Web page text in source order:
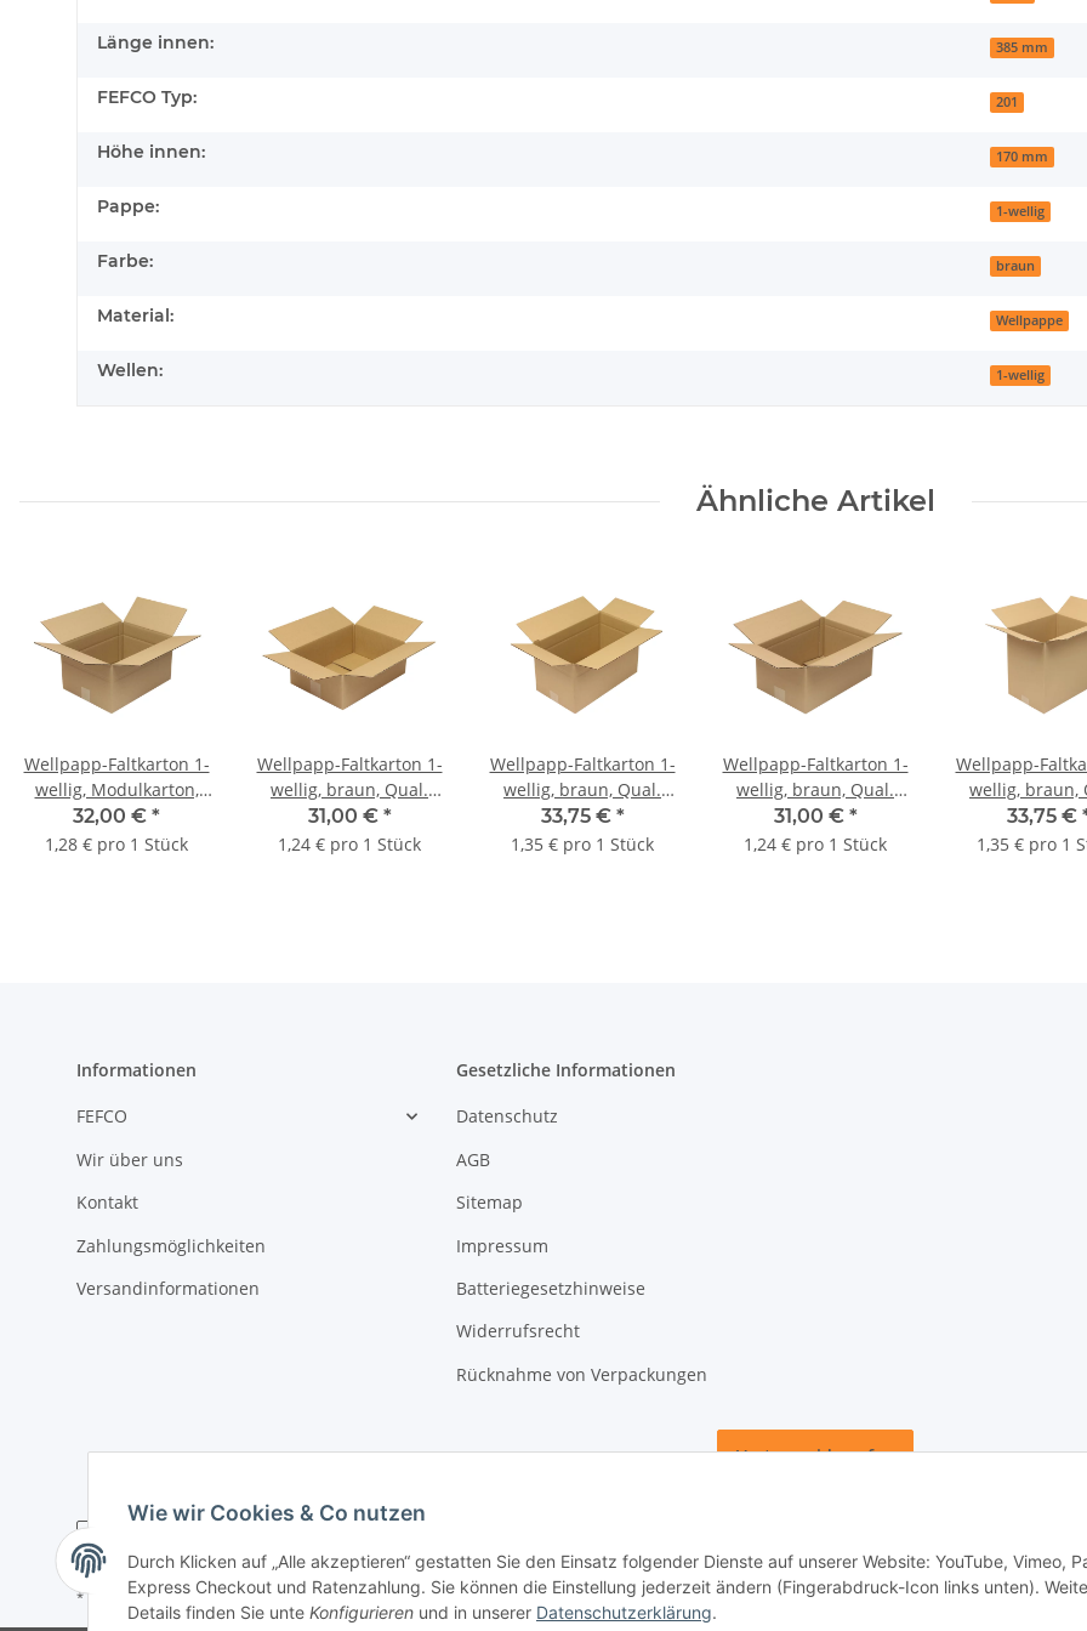
Länge innen: 385 mm
FEFCO Typ: 201
Höhe innen: 170 mm
Pappe: 1-wellig
Farbe: braun
Material: Wellpappe
Wellen: 1-wellig
Ähnliche Artikel
Wellpapp-Faltkarton 1-
wellig, Modulkarton,
braun, Qual. 1.20 | 390
x 290 x 200 mm (L x B x
32,00 € *
1,28 € pro 1 Stück
Wellpapp-Faltkarton 1-
wellig, braun, Qual.
1.20, DIN C4 | 350 x 250
x 120 mm (L x B x H)
31,00 € *
1,24 € pro 1 Stück
Wellpapp-Faltkarton 1-
wellig, braun, Qual.
1.30 | 415 x 235 x 230
mm (L x B x H)
33,75 € *
1,35 € pro 1 Stück
Wellpapp-Faltkarton 1-
wellig, braun, Qual.
1.20, DIN C4 | 350 x 230
x 160 mm (L x B x H)
31,00 € *
1,24 € pro 1 Stück
Wellpapp-
wellig, braun,
1.20, DIN C4 |
x 330 mm (L x
33,75 €
1,35 € pro 1
Informationen
FEFCO
Wir über uns
Kontakt
Zahlungsmöglichkeiten
Versandinformationen
Gesetzliche Informationen
Datenschutz
AGB
Sitemap
Impressum
Batteriegesetzhinweise
Widerrufsrecht
Rücknahme von Verpackungen
Vertrag widerrufen
* Alle Preise zzgl. gesetzlicher USt., zzgl.Versand
Wie wir Cookies & Co nutzen
Durch Klicken auf „Alle akzeptieren“ gestatten Sie den Einsatz folgender Dienste auf unserer Website: YouTube, Vimeo,
Express Checkout und Ratenzahlung. Sie können die Einstellung jederzeit ändern (Fingerabdruck-Icon links unten).
Details finden Sie unte Konfigurieren und in unserer Datenschutzerklärung.